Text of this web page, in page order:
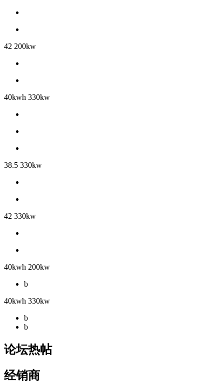
42 200kw
40kwh 330kw
38.5 330kw
42 330kw
40kwh 200kw
b
40kwh 330kw
b
b
论坛热帖
经销商